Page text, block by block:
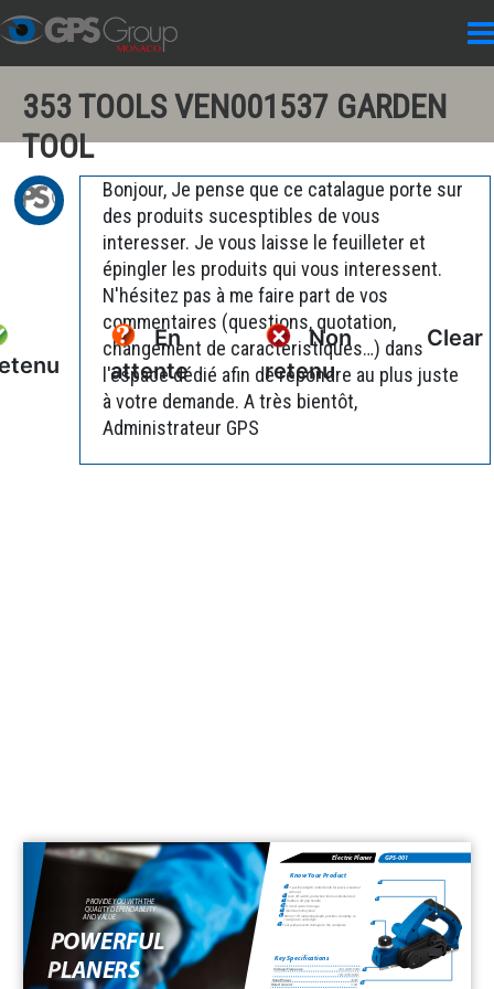
353 TOOLS VEN001537 GARDEN
TOOL
En
attente
Non
retenu
Clear
Bonjour, Je pense que ce catalague porte sur
des produits sucesptibles de vous
interesser. Je vous laisse le feuilleter et
épingler les produits qui vous interessent.
N'hésitez pas à me faire part de vos
commentaires (questions, quotation,
changement de caractéristiques…) dans
l'espace dédié afin de répondre au plus juste
à votre demande. A très bientôt,
Administrateur GPS